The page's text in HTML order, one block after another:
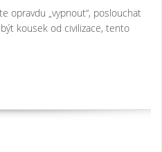
opravdu „vypnout“, poslouchat
kousek od civilizace, tento